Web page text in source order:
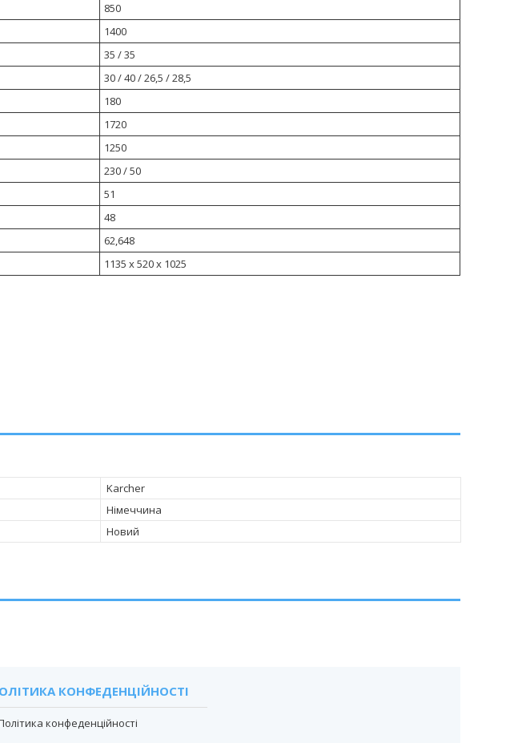
850
1400
35 / 35
30 / 40 / 26,5 / 28,5
180
1720
1250
230 / 50
51
48
62,648
1135 x 520 x 1025
Karcher
Німеччина
Новий
КОНФЕДЕНЦІЙНОСТІ
конфеденційності